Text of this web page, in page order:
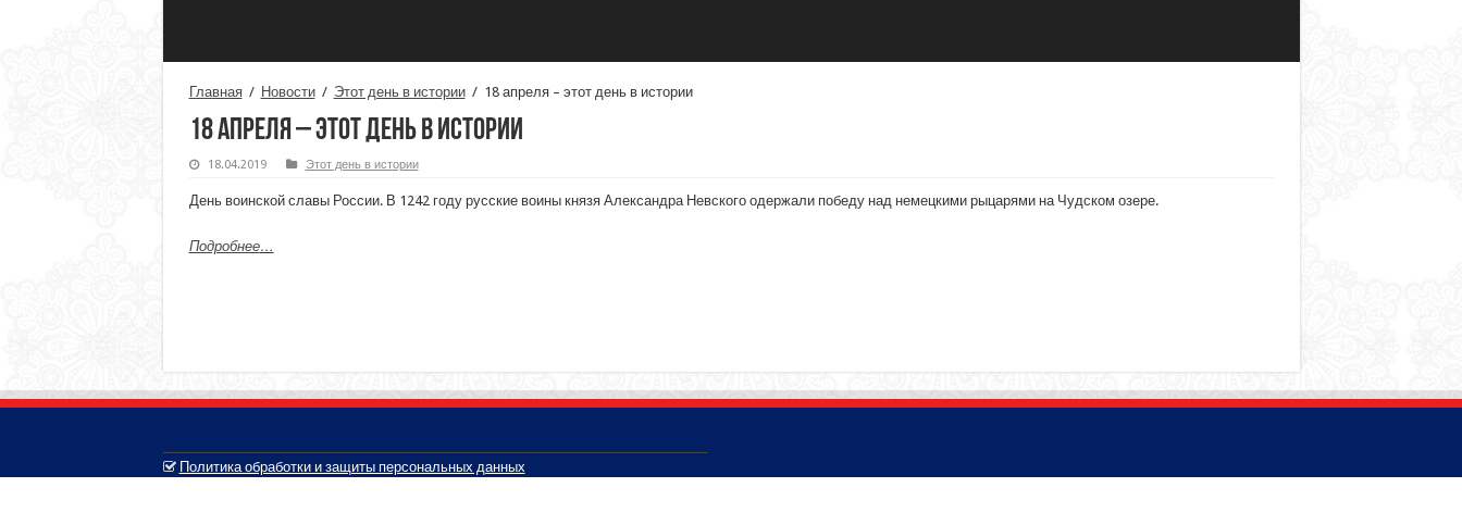
Главная / Новости / Этот день в истории / 18 апреля – этот день в истории
18 апреля – этот день в истории
18.04.2019 Этот день в истории
День воинской славы России. В 1242 году русские воины князя Александра Невского одержали победу над немецкими рыцарями на Чудском озере.
Подробнее…
Политика обработки и защиты персональных данных